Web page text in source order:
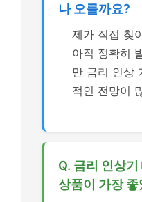
나 오를까요?
제가 직접 찾
아직 정확히
만 금리 인상
적인 전망이
Q. 금리 인상
상품이 가장 좋